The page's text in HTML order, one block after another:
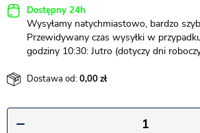
Dostępny 24h
Wysyłamy natychmiastowo, bardzo
Przewidywany czas wysyłki w
godziny 10:30: Jutro (dotyczy dni
Dostawa od:0,00